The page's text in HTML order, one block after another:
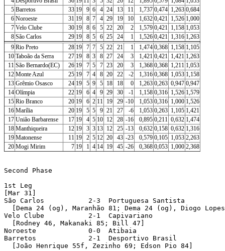
5 Barretos 33 19 9 6 4 24 13 11 1,737 0,474 1,263 0,684
6 Noroeste 31 19 8 7 4 29 19 10 1,632 0,421 1,526 1,000
7 Velo Clube 30 19 8 6 5 22 20 2 1,579 0,421 1,158 1,053
8 São Carlos 29 19 8 5 6 25 24 1 1,526 0,421 1,316 1,263
9 Rio Preto 28 19 7 7 5 22 21 1 1,474 0,368 1,158 1,105
10 Taboão da Serra 27 19 8 3 8 27 24 3 1,421 0,421 1,421 1,263
11 São Bernardo(EC) 26 19 7 5 7 23 20 3 1,368 0,368 1,211 1,053
12 Monte Azul 25 19 7 4 8 20 22 -2 1,316 0,368 1,053 1,158
13 Grêmio Osasco 24 19 5 9 5 18 18 0 1,263 0,263 0,947 0,947
14 Olímpia 22 19 6 4 9 29 30 -1 1,158 0,316 1,526 1,579
15 Rio Branco 20 19 6 2 11 19 29 -10 1,053 0,316 1,000 1,526
16 Marília 20 19 5 5 9 21 27 -6 1,053 0,263 1,105 1,421
17 União Barbarense 17 19 4 5 10 12 28 -16 0,895 0,211 0,632 1,474
18 Manthiqueira 12 19 3 3 13 12 25 -13 0,632 0,158 0,632 1,316
19 Matonense 11 19 2 5 12 20 43 -23 0,579 0,105 1,053 2,263
20 Mogi Mirim 7 19 1 4 14 19 45 -26 0,368 0,053 1,000 2,368
Second Phase
1st Leg
[Mar 31]
São Carlos           2-3  Portuguesa Santista
[Dema 24 (og), Maranhão 81; Dema 24 (og), Diogo
Velo Clube           2-1  Capivariano
  [Rodney 46, Makanaki 85; Bill 47]
Noroeste             0-0  Atibaia
Barretos             2-1  Desportivo Brasil
  [João Henrique 55f, Zezinho 69; Edson Pio 84]